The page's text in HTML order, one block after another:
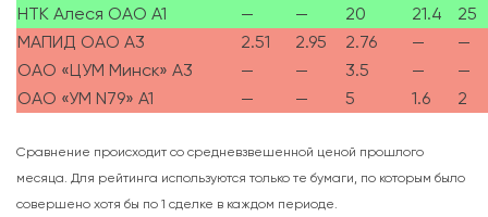
НТК Алеся ОАО А1
— — 20 21.4
25
МАПИД ОАО А3
2.51 2.95 2.76 —
—
ОАО «ЦУМ Минск» А3
— — 3.5 —
—
ОАО «УМ N79» А1
— — 5 1.6 2
Сравнение происходит со средневзвешенной ценой прошлого
месяца. Для рейтинга используются только те бумаги, по которым было
совершено хотя бы по 1 сделке в каждом периоде.